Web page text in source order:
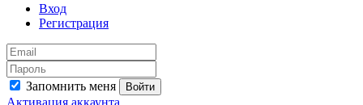
Вход
Регистрация
Запомнить меня Войти
Активация аккаунта